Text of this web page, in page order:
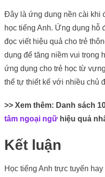
Đây là ứng dụng nền cài khi
học tiếng Anh. Ứng dụng hỗ
đọc viết hiệu quả cho trẻ
dụng để tăng niềm vui trong
ứng dụng cho trẻ học từ
thể tự thiết kế với nhiều chủ
>> Xem thêm: Danh sách
tâm ngoại ngữhiệu quả
Kết luận
Học tiếng Anh trực tuyến